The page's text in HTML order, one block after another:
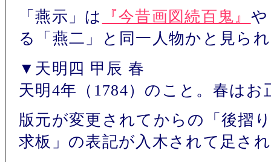
「燕示」は
『今昔画図続百鬼』
る「燕二」と同一人物かと見ら
▼天明四 甲辰 春
天明4年（1784）のこと。春は
版元が変更されてからの「後摺
求板」の表記が入木されて足さ